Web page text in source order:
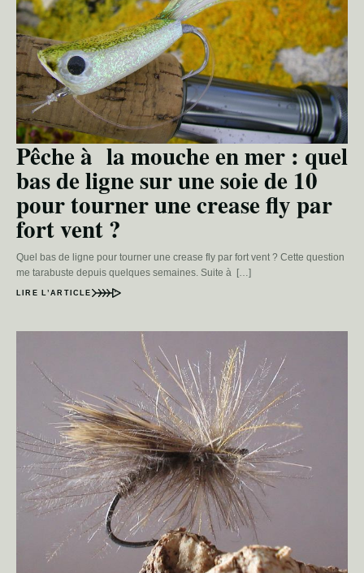
Pêche à la mouche en mer : quel
bas de ligne sur une soie de 10
pour tourner une crease fly par
fort vent ?
Quel bas de ligne pour tourner une crease fly par fort vent ? Cette question
me tarabuste depuis quelques semaines. Suite à […]
LIRE L’ARTICLE